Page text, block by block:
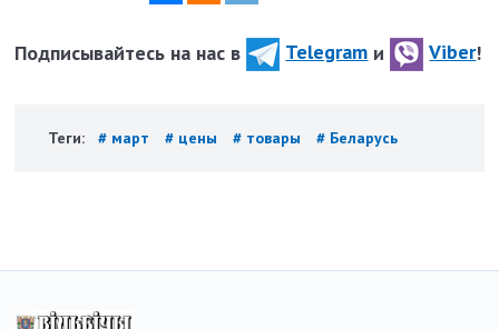
Подписывайтесь на нас в Telegram и Viber!
Теги: # март # цены # товары # Беларусь